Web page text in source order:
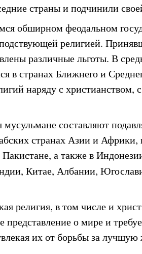
страны и подчинили
обширном феодальном
религией.
различные льготы. В
в странах Ближнего и
наряду с христианством,
составляют
странах Азии и
а также в
Китае, Албании,
религия, в том числе и
представление о мире и
их от борьбы за